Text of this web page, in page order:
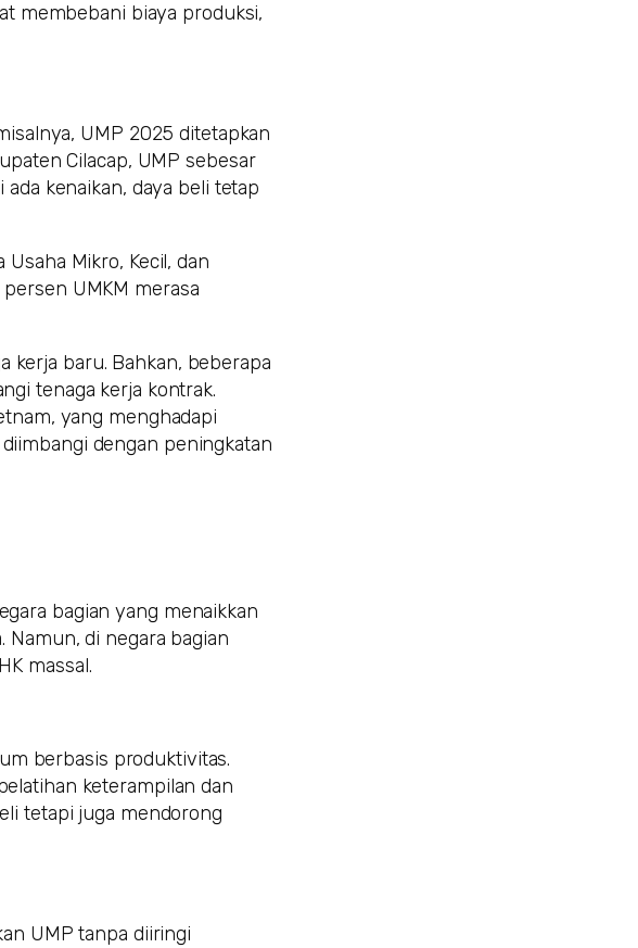
membebani biaya produksi,
UMP 2025 ditetapkan
Cilacap, UMP sebesar
kenaikan, daya beli tetap
Mikro, Kecil, dan
UMKM merasa
kerja baru. Bahkan, beberapa
tenaga kerja kontrak.
yang menghadapi
dengan peningkatan
bagian yang menaikkan
di negara bagian
massal.
berbasis produktivitas.
keterampilan dan
tetapi juga mendorong
UMP tanpa diiringi